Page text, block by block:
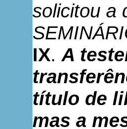
solicitou a
IX. A
título de
mas a